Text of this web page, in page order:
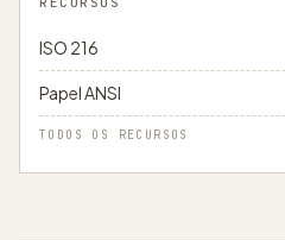
ISO 216
Papel ANSI
TODOS OS RECURSOS